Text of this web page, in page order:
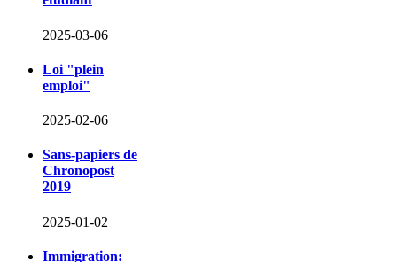
2025-03-06
Loi "plein
emploi"
2025-02-06
Sans-papiers de
Chronopost
2019
2025-01-02
Immigration: